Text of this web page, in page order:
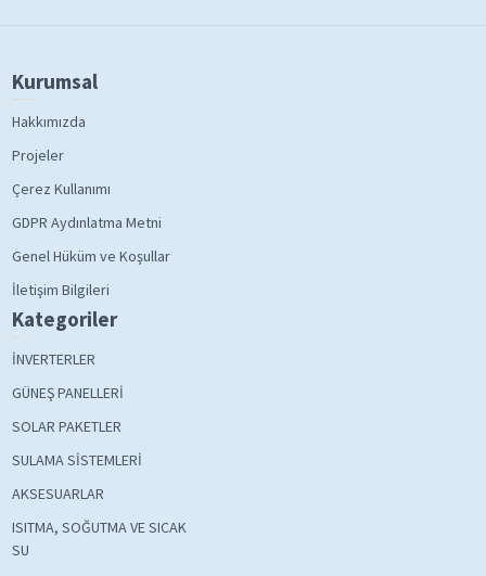
Kurumsal
Hakkımızda
Projeler
Çerez Kullanımı
GDPR Aydınlatma Metni
Genel Hüküm ve Koşullar
İletişim Bilgileri
Kategoriler
İNVERTERLER
GÜNEŞ PANELLERİ
SOLAR PAKETLER
SULAMA SİSTEMLERİ
AKSESUARLAR
ISITMA, SOĞUTMA VE SICAK
SU